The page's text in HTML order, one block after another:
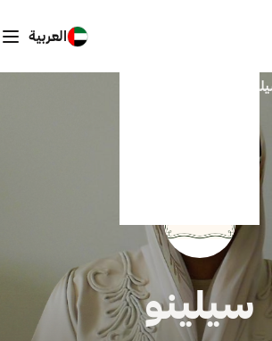
العربية
سيلينو
سيلينو